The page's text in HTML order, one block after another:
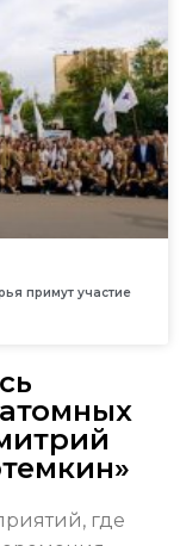
примут участие
где